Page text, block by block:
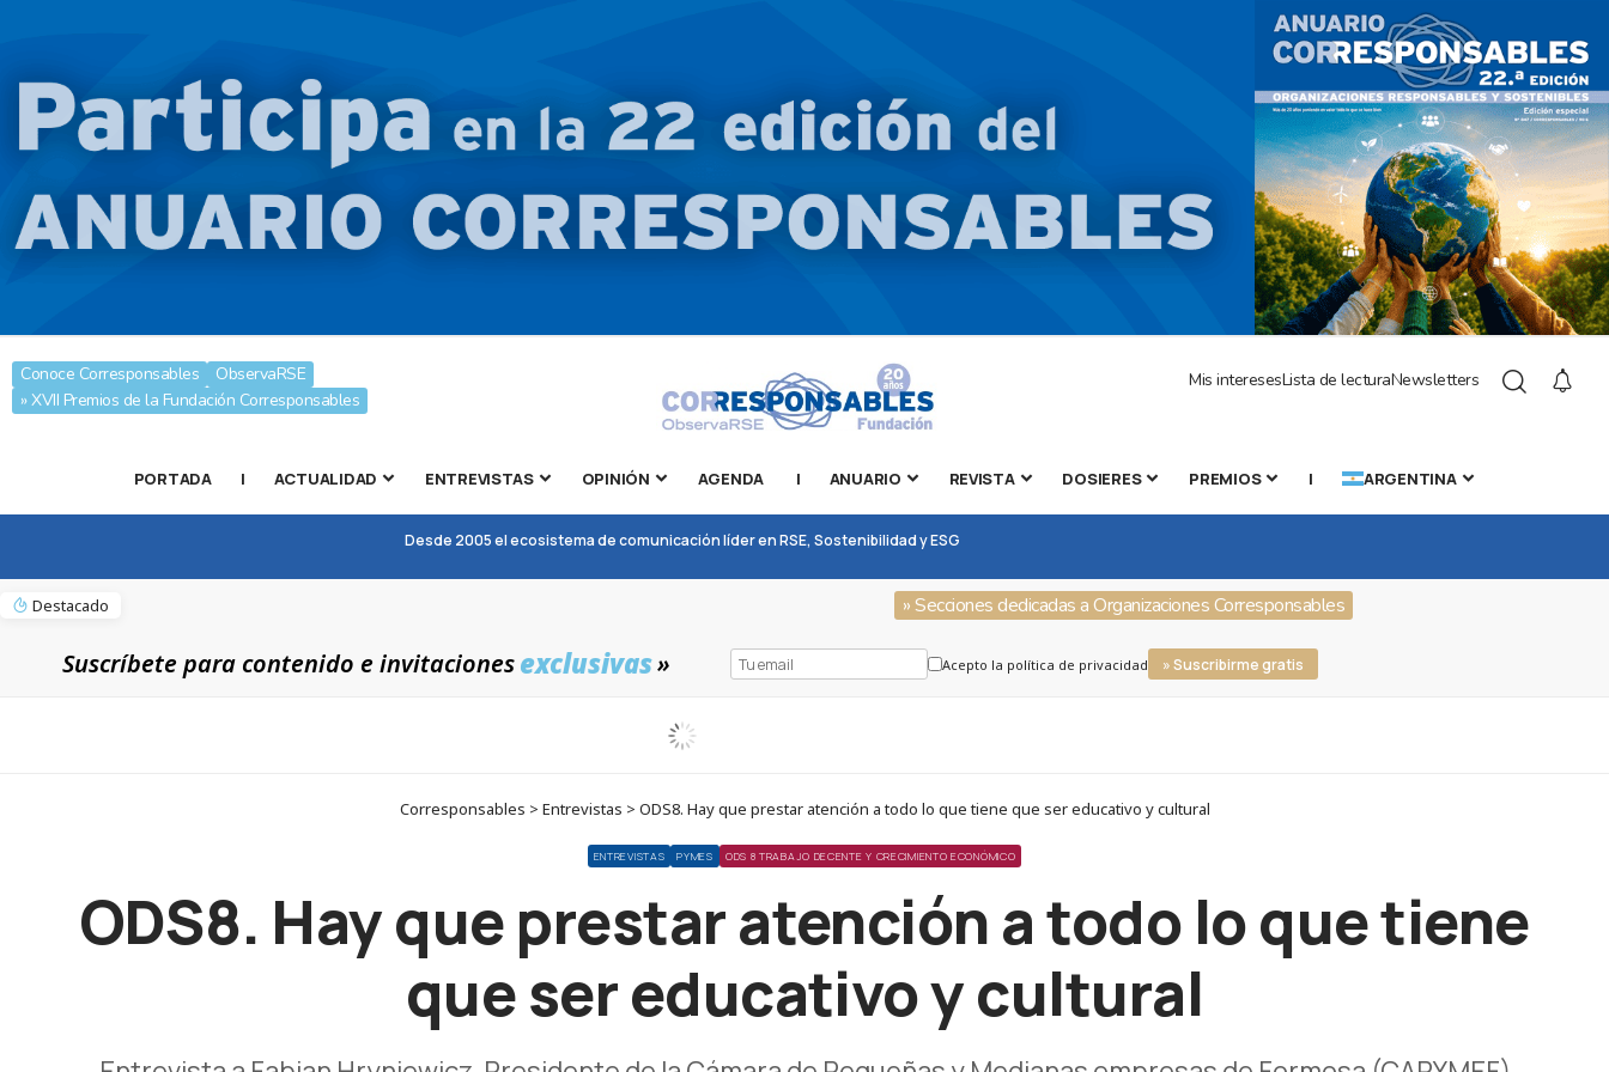
Conoce Corresponsables
ObservaRSE
» XVII Premios de la Fundación Corresponsables
Mis interesesLista de lecturaNewsletters
PORTADA | ACTUALIDAD ENTREVISTAS OPINIÓN AGENDA | ANUARIO REVISTA DOSIERES PREMIOS | ARGENTINA
Desde 2005 el ecosistema de comunicación líder en RSE, Sostenibilidad y ESG
Destacado » Secciones dedicadas a Organizaciones Corresponsables
Suscríbete para contenido e invitacionesexclusivas» Acepto la política de privacidad » Suscribirme gratis
Corresponsables > Entrevistas > ODS8. Hay que prestar atención a todo lo que tiene que ser educativo y cultural
ENTREVISTAS PYMES ODS 8 TRABAJO DECENTE Y CRECIMIENTO ECONÓMICO
ODS8. Hay que prestar atención a todo lo que tiene
que ser educativo y cultural